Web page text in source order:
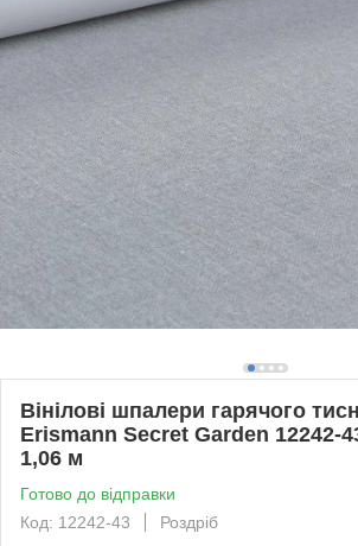
Вінілові шпалери гарячого
Erismann Secret Garden 12242-
1,06 м
Готово до відправки
Код: 12242-43
Роздріб